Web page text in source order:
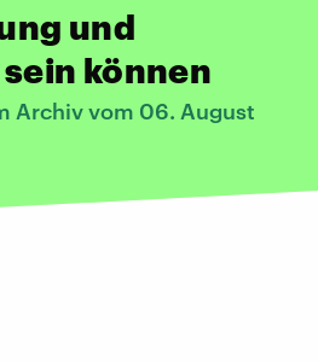
und
können
Archiv vom 06. August